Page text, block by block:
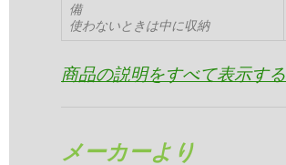
備
使わないときは中に収納
商品の説明をすべて表示する
メーカーより